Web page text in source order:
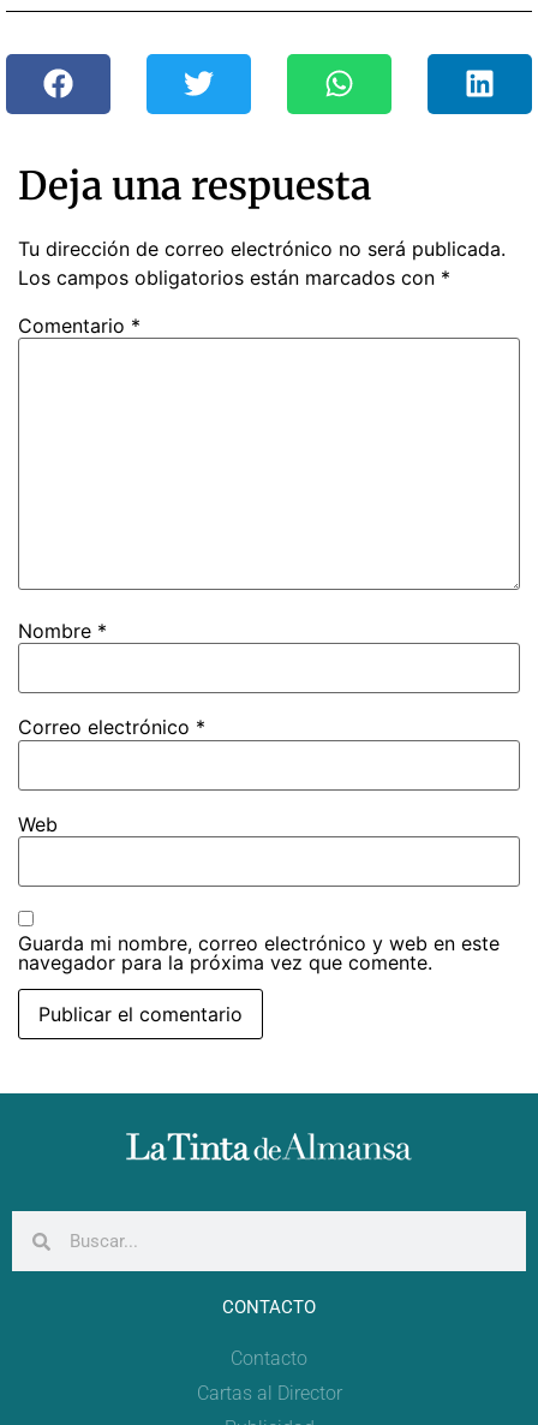
Deja una respuesta
Tu dirección de correo electrónico no será publicada.
Los campos obligatorios están marcados con *
Comentario *
Nombre *
Correo electrónico *
Web
Guarda mi nombre, correo electrónico y web en este
navegador para la próxima vez que comente.
CONTACTO
Contacto
Cartas al Director